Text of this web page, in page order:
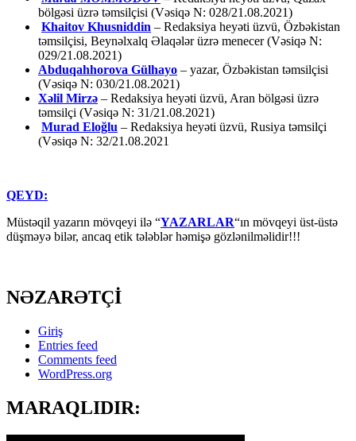
bölgəsi üzrə təmsilçisi (Vəsiqə N: 028/21.08.2021)
Khaitov Khusniddin – Redaksiya heyəti üzvü, Özbəkistan
təmsilçisi, Beynəlxalq Əlaqələr üzrə menecer (Vəsiqə N:
029/21.08.2021)
Abduqahhorova Gülhayo – yazar, Özbəkistan təmsilçisi
(Vəsiqə N: 030/21.08.2021)
Xəlil Mirzə – Redaksiya heyəti üzvü, Aran bölgəsi üzrə
təmsilçi (Vəsiqə N: 31/21.08.2021)
Murad Eloğlu – Redaksiya heyəti üzvü, Rusiya təmsilçi
(Vəsiqə N: 32/21.08.2021
QEYD:
Müstəqil yazarın mövqeyi ilə “YAZARLAR“ın mövqeyi üst-üstə
düşməyə bilər, ancaq etik tələblər həmişə gözlənilməlidir!!!
NƏZARƏTÇİ
Giriş
Entries feed
Comments feed
WordPress.org
MARAQLIDIR: